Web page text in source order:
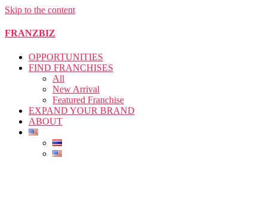
Skip to the content
FRANZBIZ
OPPORTUNITIES
FIND FRANCHISES
All
New Arrival
Featured Franchise
EXPAND YOUR BRAND
ABOUT